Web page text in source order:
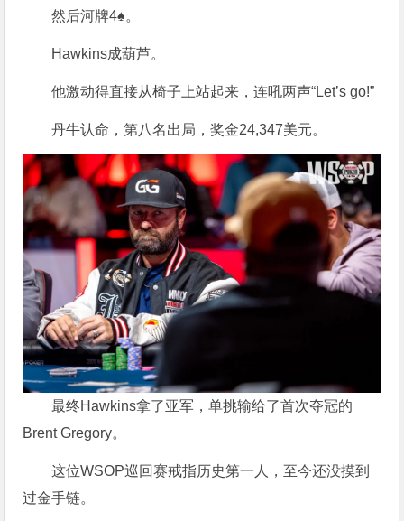
然后河牌4♠。
Hawkins成葫芦。
他激动得直接从椅子上站起来，连吼两声“Let’s go!”
丹牛认命，第八名出局，奖金24,347美元。
最终Hawkins拿了亚军，单挑输给了首次夺冠的
Brent Gregory。
这位WSOP巡回赛戒指历史第一人，至今还没摸到
过金手链。